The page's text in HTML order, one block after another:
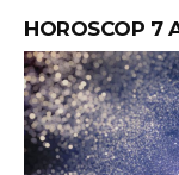
HOROSCOP 7